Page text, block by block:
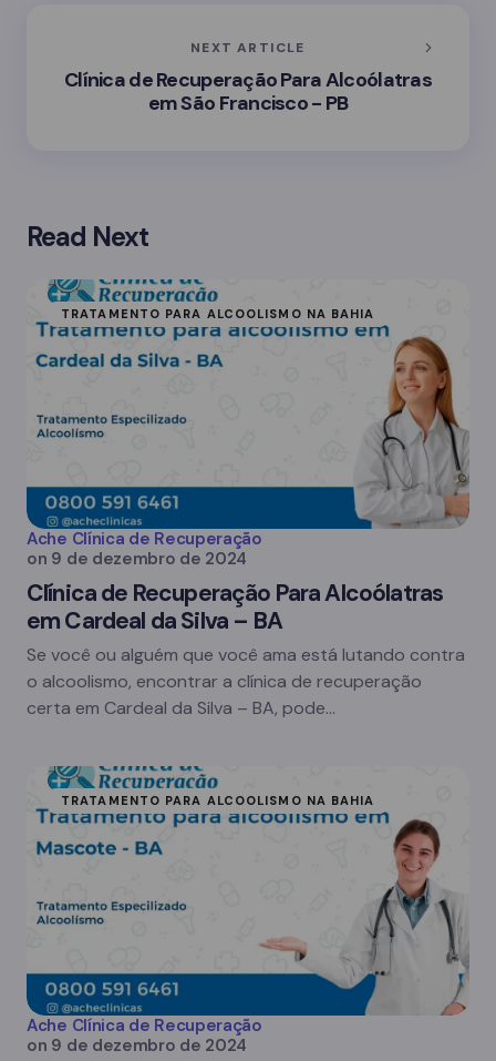
NEXT ARTICLE
Clínica de Recuperação Para Alcoólatras
em São Francisco - PB
Read Next
TRATAMENTO PARA ALCOOLISMO NA BAHIA
Ache Clínica de Recuperação
on 9 de dezembro de 2024
Clínica de Recuperação Para Alcoólatras
em Cardeal da Silva – BA
Se você ou alguém que você ama está lutando contra
o alcoolismo, encontrar a clínica de recuperação
certa em Cardeal da Silva – BA, pode…
TRATAMENTO PARA ALCOOLISMO NA BAHIA
Ache Clínica de Recuperação
on 9 de dezembro de 2024